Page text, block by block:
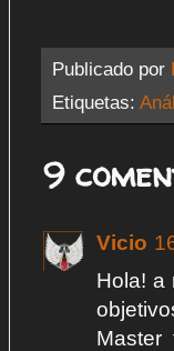
Publicado por
Etiquetas:
9
Vicio
Hola! a